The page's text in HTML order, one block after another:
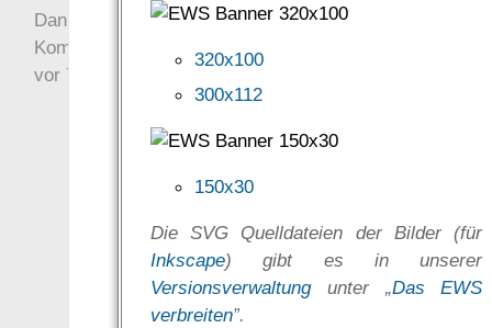
320x100
300x112
150x30
Die SVG Quelldateien der Bilder (für
Inkscape) gibt es in unserer
Versionsverwaltungunter „Das EWS
verbreiten”.
Danke für Deinen
Kommentar!
vor 7 Jahre 22 Wochen